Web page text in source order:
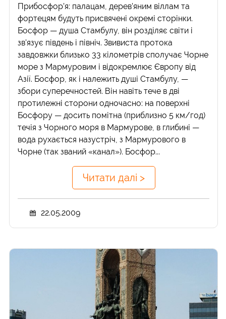
Прибосфор’я: палацам, дерев’яним віллам та
фортецям будуть присвячені окремі сторінки.
Босфор — душа Стамбулу, він розділяє світи і
зв'язує південь і північ. Звивиста протока
завдовжки близько 33 кілометрів сполучає Чорне
море з Мармуровим і відокремлює Європу від
Азії. Босфор, як і належить душі Стамбулу, —
збори суперечностей. Він навіть тече в дві
протилежні сторони одночасно: на поверхні
Босфору — досить помітна (приблизно 5 км/год)
течія з Чорного моря в Мармурове, в глибині —
вода рухається назустріч, з Мармурового в
Чорне (так званий «канал»). Босфор...
Читати далі >
22.05.2009